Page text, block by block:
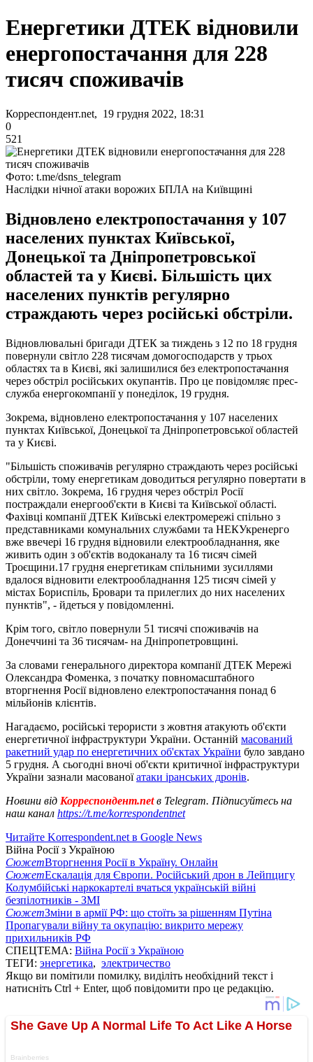
Енергетики ДТЕК відновили
енергопостачання для 228
тисяч споживачів
Корреспондент.net, 19 грудня 2022, 18:31
0
521
Фото: t.me/dsns_telegram
Наслідки нічної атаки ворожих БПЛА на Київщині
Відновлено електропостачання у 107
населених пунктах Київської,
Донецької та Дніпропетровської
областей та у Києві. Більшість цих
населених пунктів регулярно
страждають через російські обстріли.
Відновлювальні бригади ДТЕК за тиждень з 12 по 18 грудня
повернули світло 228 тисячам домогосподарств у трьох
областях та в Києві, які залишилися без електропостачання
через обстріл російських окупантів. Про це повідомляє прес-
служба енергокомпанії у понеділок, 19 грудня.
Зокрема, відновлено електропостачання у 107 населених
пунктах Київської, Донецької та Дніпропетровської областей
та у Києві.
"Більшість споживачів регулярно страждають через російські
обстріли, тому енергетикам доводиться регулярно повертати в
них світло. Зокрема, 16 грудня через обстріл Росії
постраждали енергооб'єкти в Києві та Київської області.
Фахівці компанії ДТЕК Київські електромережі спільно з
представниками комунальних службами та НЕКУкренерго
вже ввечері 16 грудня відновили електрообладнання, яке
живить один з об'єктів водоканалу та 16 тисяч сімей
Троєщини.17 грудня енергетикам спільними зусиллями
вдалося відновити електрообладнання 125 тисяч сімей у
містах Бориспіль, Бровари та прилеглих до них населених
пунктів", - йдеться у повідомленні.
Крім того, світло повернули 51 тисячі споживачів на
Донеччині та 36 тисячам- на Дніпропетровщині.
За словами генерального директора компанії ДТЕК Мережі
Олександра Фоменка, з початку повномасштабного
вторгнення Росії відновлено електропостачання понад 6
мільйонів клієнтів.
Нагадаємо, російські терористи з жовтня атакують об'єкти
енергетичної інфраструктури України. Останній масований
ракетний удар по енергетичних об'єктах України було завдано
5 грудня. А сьогодні вночі об'єкти критичної інфраструктури
України зазнали масованоїатаки іранських дронів.
Новини від Корреспондент.netв Telegram. Підписуйтесь на
наш канал https://t.me/korrespondentnet
Читайте Korrespondent.net в Google News
Війна Росії з Україною
СюжетВторгнення Росії в Україну. Онлайн
СюжетЕскалація для Європи. Російський дрон в Лейпцигу
Колумбійські наркокартелі вчаться українській війні
безпілотників - ЗМІ
СюжетЗміни в армії РФ: що стоїть за рішенням Путіна
Пропагували війну та окупацію: викрито мережу
прихильників РФ
СПЕЦТЕМА: Війна Росії з Україною
ТЕГИ: энергетика, электричество
Якщо ви помітили помилку, виділіть необхідний текст і
натисніть Ctrl + Enter, щоб повідомити про це редакцію.